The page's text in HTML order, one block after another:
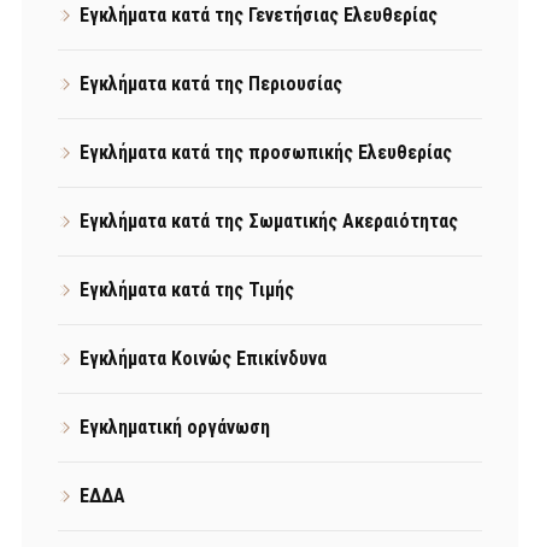
Εγκλήματα κατά της Γενετήσιας Ελευθερίας
Εγκλήματα κατά της Περιουσίας
Εγκλήματα κατά της προσωπικής Ελευθερίας
Εγκλήματα κατά της Σωματικής Ακεραιότητας
Εγκλήματα κατά της Τιμής
Εγκλήματα Κοινώς Επικίνδυνα
Εγκληματική οργάνωση
ΕΔΔΑ